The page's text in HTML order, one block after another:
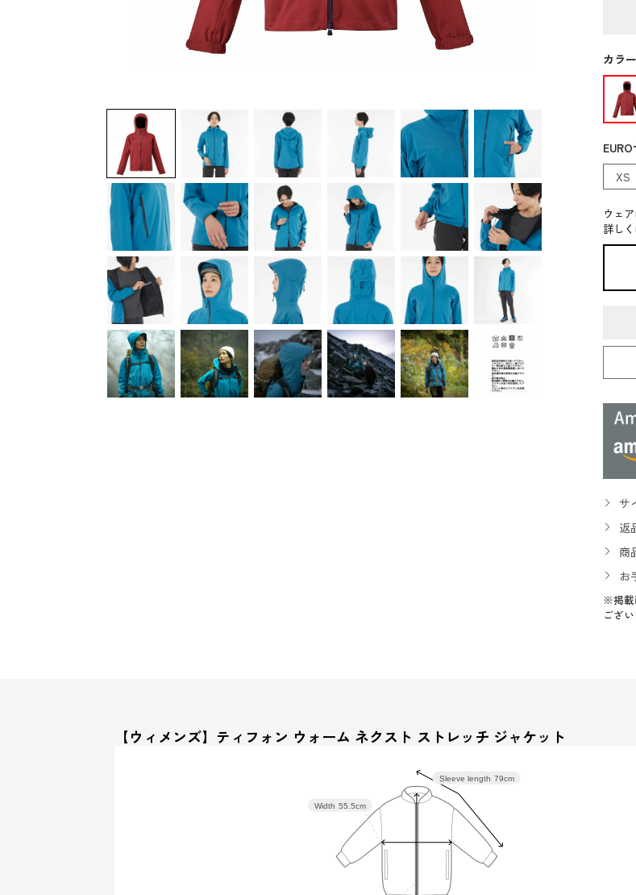
カラー
XS
ウェ
詳し
サ
返
商
お
※掲載
ござい
【ウィメンズ】ティフォン ウォーム ネクスト ストレッチ ジャケット
Sleeve length 79cm
Width 55.5cm